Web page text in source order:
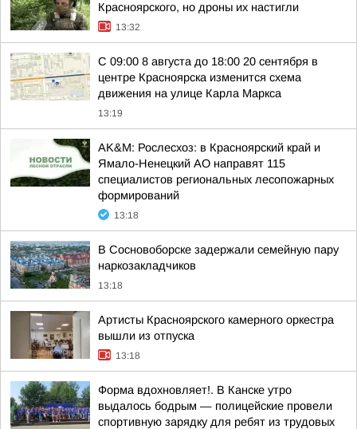
Красноярского, но дроны их настигли
13:32
С 09:00 8 августа до 18:00 20 сентября в
центре Красноярска изменится схема
движения на улице Карла Маркса
13:19
AK&M: Рослесхоз: в Красноярский край и
Ямало-Ненецкий АО направят 115
специалистов региональных лесопожарных
формирований
13:18
В Сосновоборске задержали семейную пару
наркозакладчиков
13:18
Артисты Красноярского камерного оркестра
вышли из отпуска
13:18
Форма вдохновляет!. В Канске утро
выдалось бодрым — полицейские провели
спортивную зарядку для ребят из трудовых